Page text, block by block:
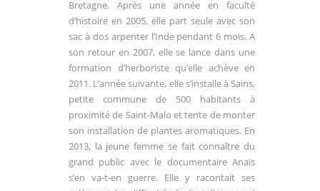
Bretagne. Après une année en faculté
d’histoire en 2005, elle part seule avec son
sac à dos arpenter l’Inde pendant 6 mois. A
son retour en 2007, elle se lance dans une
formation d’herboriste qu’elle achève en
2011. L’année suivante, elle s’installe à Sains,
petite commune de 500 habitants à
proximité de Saint-Malo et tente de monter
son installation de plantes aromatiques. En
2013, la jeune femme se fait connaître du
grand public avec le documentaire Anaïs
s’en va-t-en guerre. Elle y racontait ses